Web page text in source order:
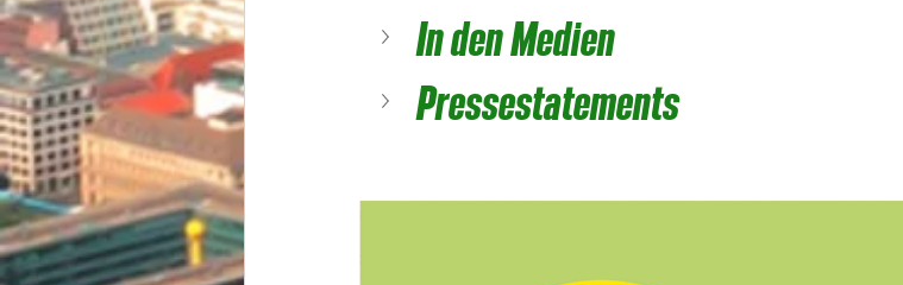
In den Medien
Pressestatements